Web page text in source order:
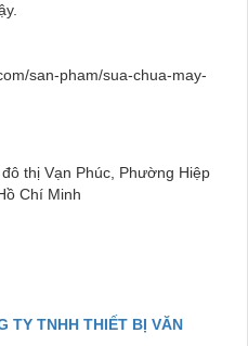
san-pham/sua-chua-may-
thị Vạn Phúc, Phường Hiệp
Chí Minh
TY TNHH THIẾT BỊ VĂN